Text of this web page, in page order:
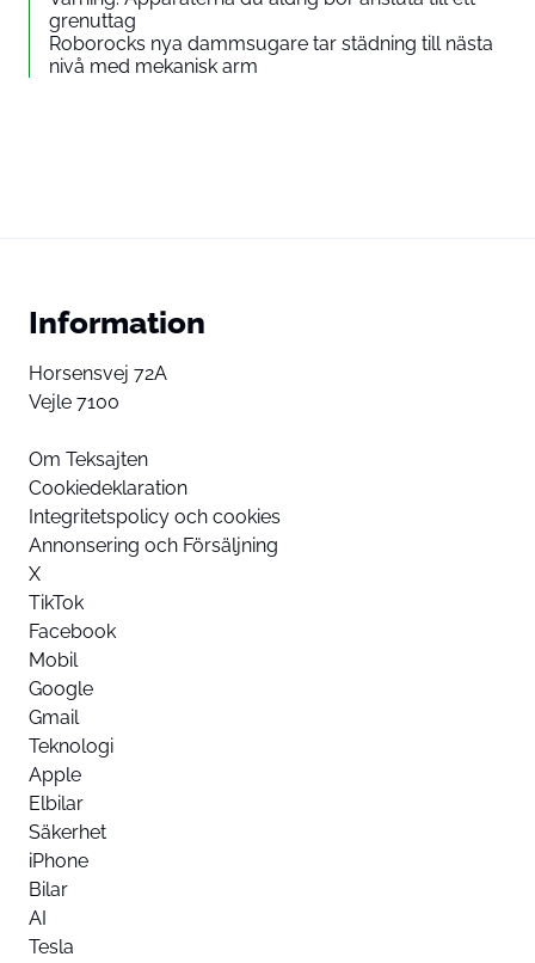
grenuttag
Roborocks nya dammsugare tar städning till nästa
nivå med mekanisk arm
Information
Horsensvej 72A
Vejle 7100
Om Teksajten
Cookiedeklaration
Integritetspolicy och cookies
Annonsering och Försäljning
X
TikTok
Facebook
Mobil
Google
Gmail
Teknologi
Apple
Elbilar
Säkerhet
iPhone
Bilar
AI
Tesla